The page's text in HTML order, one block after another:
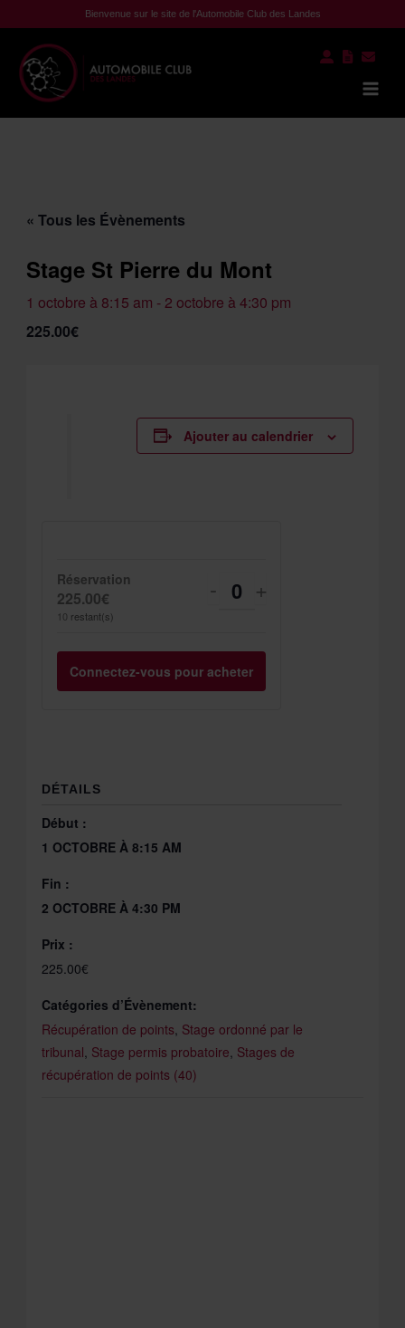
au
contenu
Bienvenue sur le site de l'Automobile Club des Landes
« Tous les Évènements
Stage St Pierre du Mont
1 octobre à 8:15 am - 2 octobre à 4:30 pm
225.00€
Ajouter au calendrier
DÉTAILS
Début :
1 OCTOBRE À 8:15 AM
Fin :
2 OCTOBRE À 4:30 PM
Prix :
225.00€
Catégories d’Évènement:
Récupération de points Stage ordonné par le
tribunal Stage permis probatoire Stages de
récupération de points (40)
Réservation
225.00€
10 restant(s)
Diminuer
quantité
de
- Quantité
Augmenter
quantité
de
+
Connectez-vous pour acheter